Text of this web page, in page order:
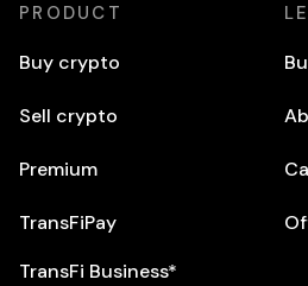
PRODUCT
Buy crypto
Sell crypto
Premium
TransFiPay
TransFi Business*